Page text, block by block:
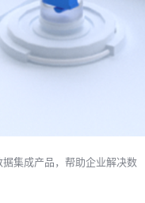
集成产品，帮助企业解决数